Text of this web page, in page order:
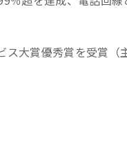
ス大賞優秀賞を受賞（